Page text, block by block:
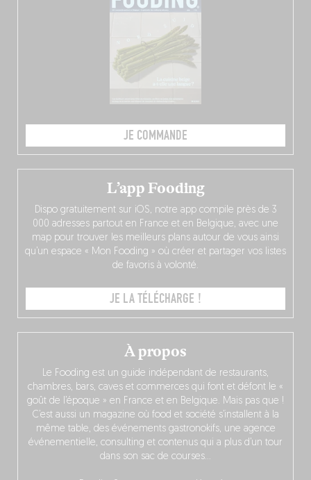
JE COMMANDE
À propos
Le Fooding est un guide indépendant de restaurants,
chambres, bars, caves et commerces qui font et défont le «
goût de l’époque » en France et en Belgique. Mais pas que !
C’est aussi un magazine où food et société s’installent à la
même table, des événements gastronokifs, une agence
événementielle, consulting et contenus qui a plus d’un tour
dans son sac de courses…
L’app Fooding
Dispo gratuitement sur iOS, notre app compile près de 3
000 adresses partout en France et en Belgique, avec une
map pour trouver les meilleurs plans autour de vous ainsi
qu’un espace « Mon Fooding » où créer et partager vos listes
de favoris à volonté.
JE LA TÉLÉCHARGE !